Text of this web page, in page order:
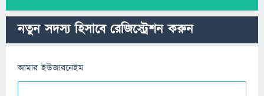
নতুন সদস্য হিসাবে রেজিস্ট্রেশন করুন
আমার ইউজারনেইম